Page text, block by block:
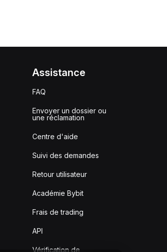
Assistance
FAQ
Envoyer un dossier ou
une réclamation
Centre d'aide
Suivi des demandes
Retour utilisateur
Académie Bybit
Frais de trading
API
Vérification de